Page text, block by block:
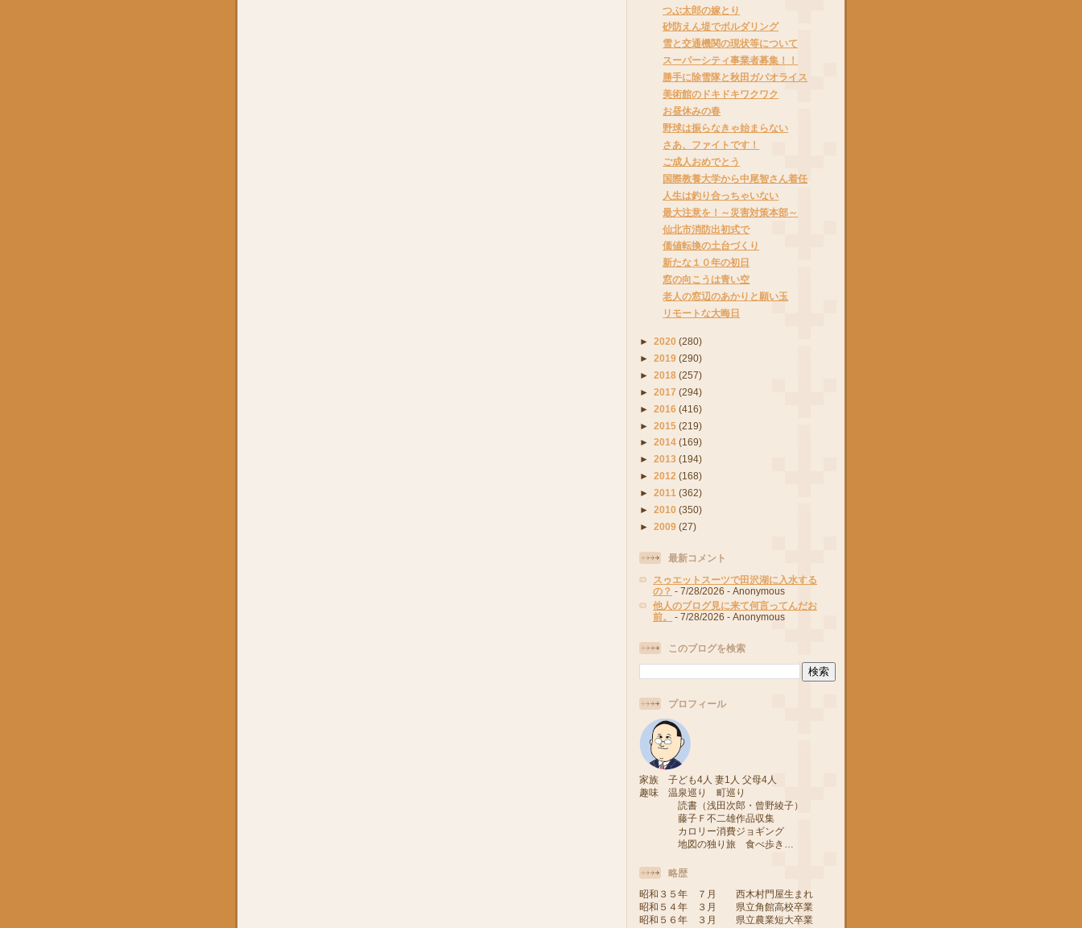
つぶ太郎の嫁とり
砂防えん堤でボルダリング
雪と交通機関の現状等について
スーパーシティ事業者募集！！
勝手に除雪隊と秋田ガパオライス
美術館のドキドキワクワク
お昼休みの春
野球は振らなきゃ始まらない
さあ、ファイトです！
ご成人おめでとう
国際教養大学から中尾智さん着任
人生は釣り合っちゃいない
最大注意を！～災害対策本部～
仙北市消防出初式で
価値転換の土台づくり
新たな１０年の初日
窓の向こうは青い空
老人の窓辺のあかりと願い玉
リモートな大晦日
► 2020 (280)
► 2019 (290)
► 2018 (257)
► 2017 (294)
► 2016 (416)
► 2015 (219)
► 2014 (169)
► 2013 (194)
► 2012 (168)
► 2011 (362)
► 2010 (350)
► 2009 (27)
最新コメント
スゥエットスーツで田沢湖に入水する
の？ - 7/28/2026 - Anonymous
他人のブログ見に来て何言ってんだお
前。
- 7/28/2026 - Anonymous
このブログを検索
プロフィール
家族 子ども4人 妻1人 父母4人
趣味 温泉巡り 町巡り
読書（浅田次郎・曾野綾子）
藤子Ｆ不二雄作品収集
カロリー消費ジョギング
地図の独り旅 食べ歩き…
略歴
昭和３５年 ７月 西木村門屋生まれ
昭和５４年 ３月 県立角館高校卒業
昭和５６年 ３月 県立農業短大卒業